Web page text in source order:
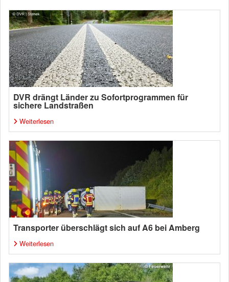
DVR drängt Länder zu Sofortprogrammen für
sichere Landstraßen
Weiterlesen
Transporter überschlägt sich auf A6 bei Amberg
Weiterlesen